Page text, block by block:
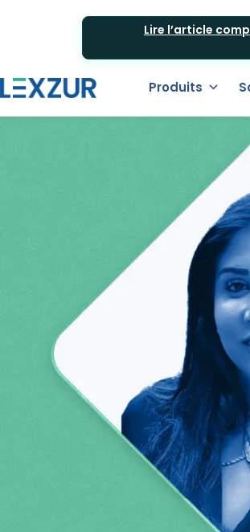
Lire l’article
Produits